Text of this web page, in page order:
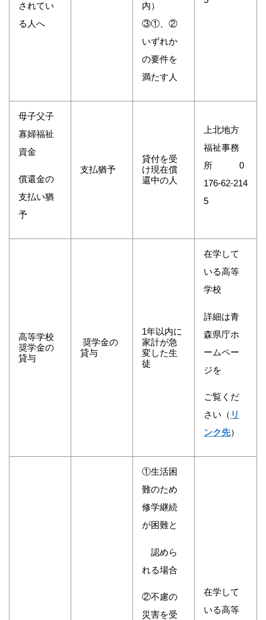
されてい
る人へ
内）
③①、②
いずれか
の要件を
満たす人
母子父子
寡婦福祉
資金
償還金の
支払い猶
予
支払猶予
貸付を受
け現在償
還中の人
上北地方
福祉事務
所 0
176-62-214
5
高等学校
奨学金の
貸与
奨学金の
貸与
1年以内に
家計が急
変した生
徒
在学して
いる高等
学校
詳細は青
森県庁ホ
ームペー
ジを
ご覧くだ
さい（ リ
ンク先）
①生活困
難のため
修学継続
が困難と
認めら
れる場合
②不慮の
災害を受
在学して
いる高等